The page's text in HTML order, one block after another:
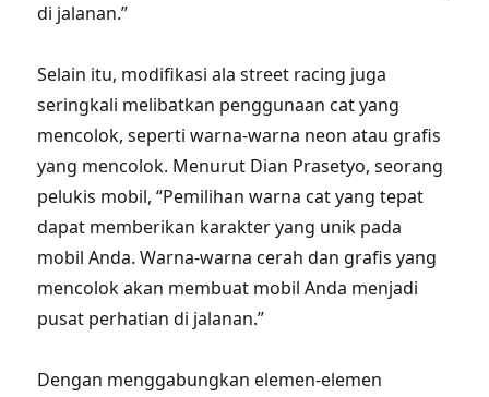
di jalanan.”
Selain itu, modifikasi ala street racing juga
seringkali melibatkan penggunaan cat yang
mencolok, seperti warna-warna neon atau grafis
yang mencolok. Menurut Dian Prasetyo, seorang
pelukis mobil, “Pemilihan warna cat yang tepat
dapat memberikan karakter yang unik pada
mobil Anda. Warna-warna cerah dan grafis yang
mencolok akan membuat mobil Anda menjadi
pusat perhatian di jalanan.”
Dengan menggabungkan elemen-elemen